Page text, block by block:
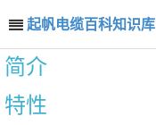
起帆电缆百科知识库
简介
特性